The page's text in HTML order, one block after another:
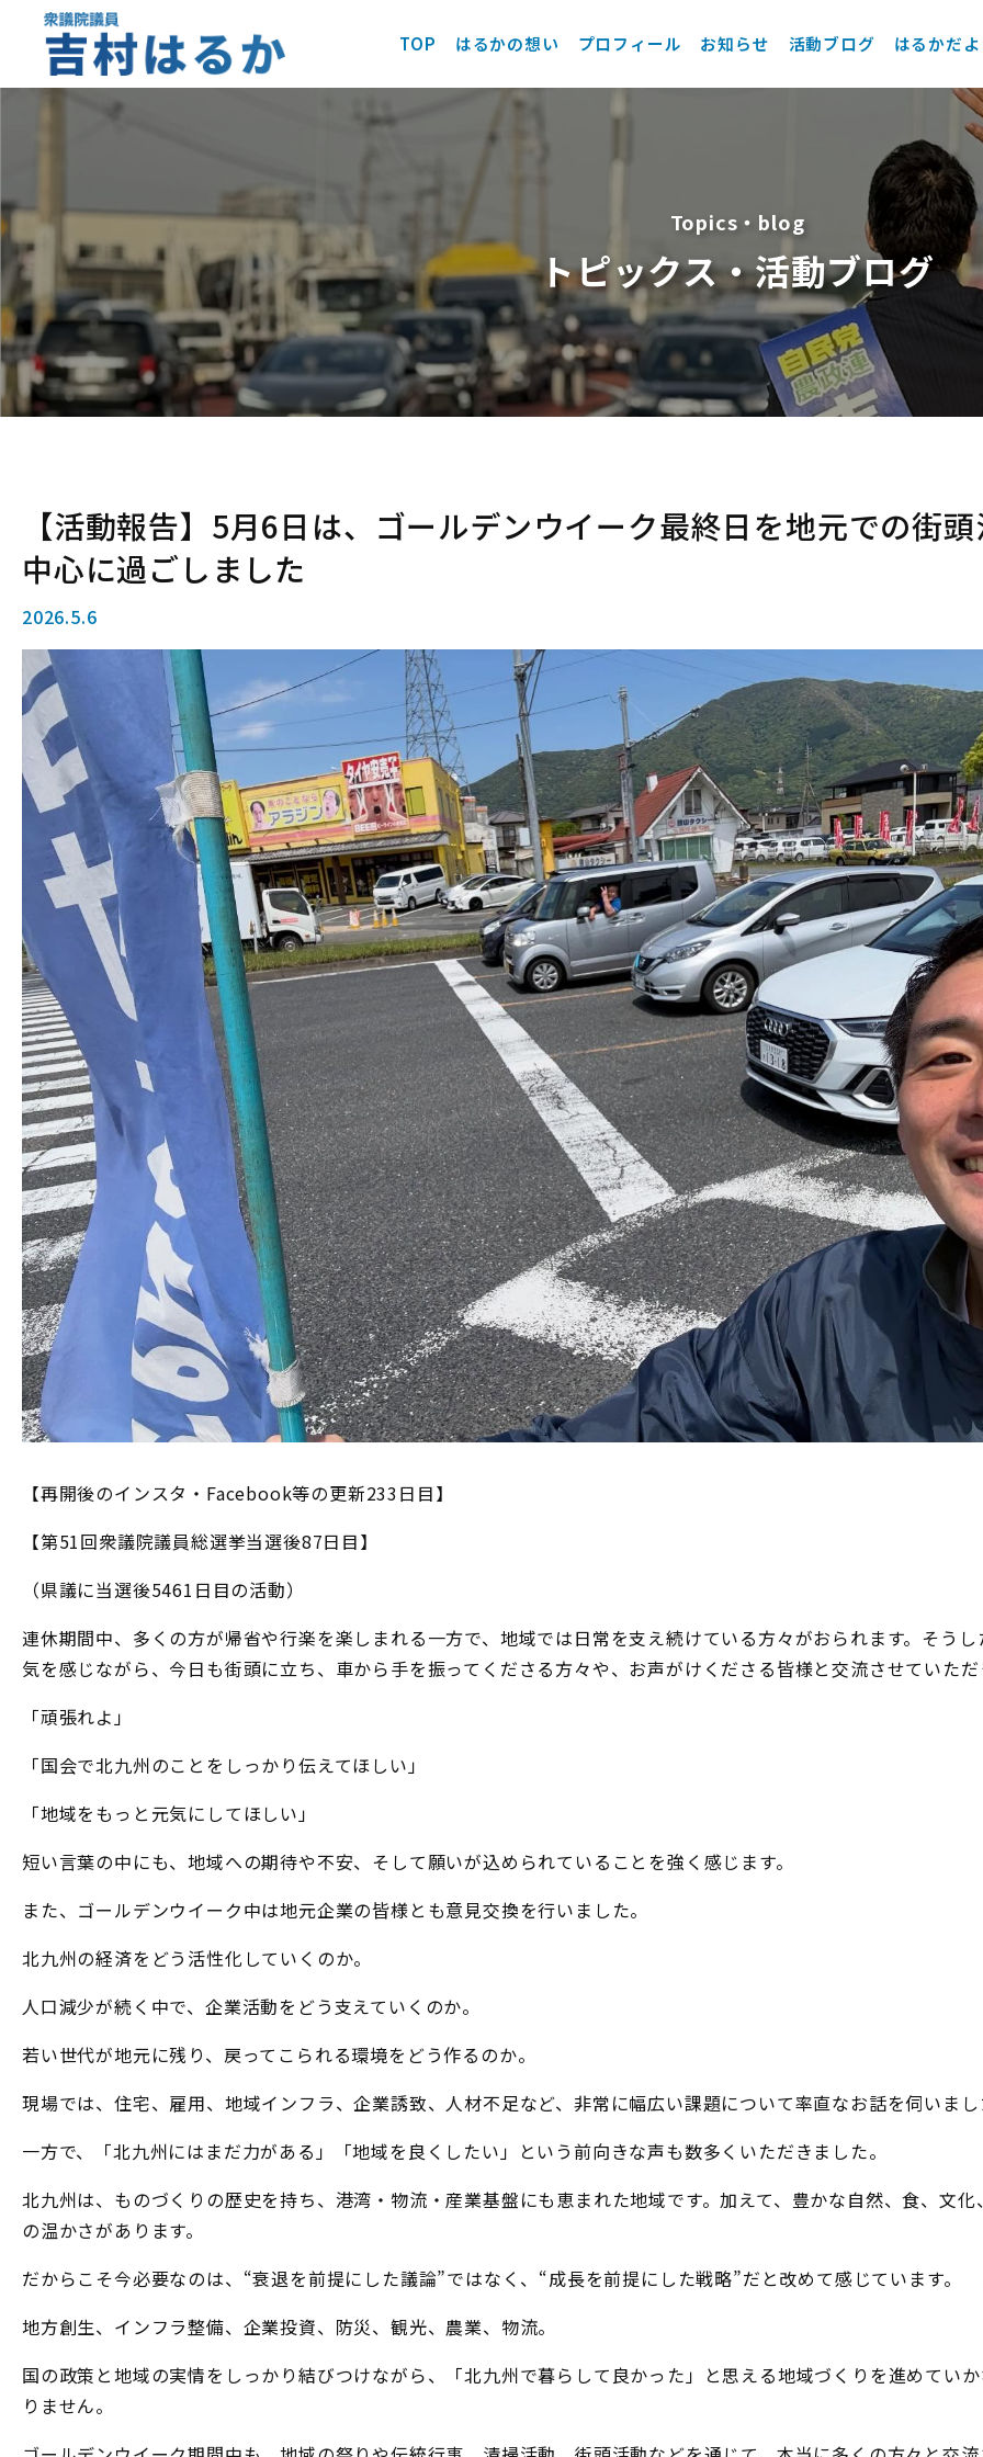
TOP はるかの想い プロフィール お知らせ 活動ブログ はるかだ
Topics・blog
トピックス・活動ブログ
【活動報告】5月6日は、ゴールデンウイーク最終日を地元での街
中心に過ごしました
2026.5.6
【再開後のインスタ・Facebook等の更新233日目】
【第51回衆議院議員総選挙当選後87日目】
（県議に当選後5461日目の活動）
連休期間中、多くの方が帰省や行楽を楽しまれる一方で、地域では日常を支え続けている方々がおられます。そう
気を感じながら、今日も街頭に立ち、車から手を振ってくださる方々や、お声がけくださる皆様と交流させていた
「頑張れよ」
「国会で北九州のことをしっかり伝えてほしい」
「地域をもっと元気にしてほしい」
短い言葉の中にも、地域への期待や不安、そして願いが込められていることを強く感じます。
また、ゴールデンウイーク中は地元企業の皆様とも意見交換を行いました。
北九州の経済をどう活性化していくのか。
人口減少が続く中で、企業活動をどう支えていくのか。
若い世代が地元に残り、戻ってこられる環境をどう作るのか。
現場では、住宅、雇用、地域インフラ、企業誘致、人材不足など、非常に幅広い課題について率直なお話を伺いま
一方で、「北九州にはまだ力がある」「地域を良くしたい」という前向きな声も数多くいただきました。
北九州は、ものづくりの歴史を持ち、港湾・物流・産業基盤にも恵まれた地域です。加えて、豊かな自然、食、文化
の温かさがあります。
だからこそ今必要なのは、“衰退を前提にした議論”ではなく、“成長を前提にした戦略”だと改めて感じています。
地方創生、インフラ整備、企業投資、防災、観光、農業、物流。
国の政策と地域の実情をしっかり結びつけながら、「北九州で暮らして良かった」と思える地域づくりを進めてい
りません。